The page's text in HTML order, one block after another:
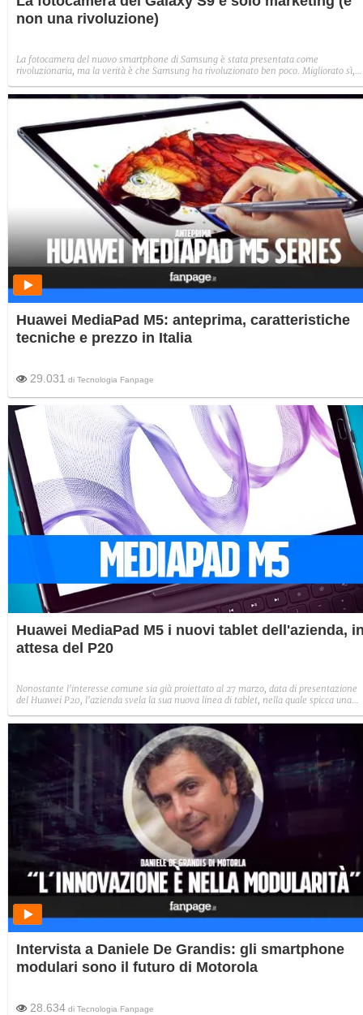
non una rivoluzione)
La fotocamera del nuovo smartphone di Samsung è stata presentata come
rivoluzionaria, ma la verità è che Samsung ha rivoluzionato ben poco. Migliorato sì,
Huawei MediaPad M5: anteprima, caratteristiche
tecniche e prezzo in Italia
29.031 di Tecnologia Fanpage
Huawei MediaPad M5 i nuovi tablet dell'azienda,
attesa del P20
Nonostante l'interesse comune sia già proiettato al 27 marzo, data di presentazione
del Huawei P20, l'azienda svela la sua nuova linea di tablet, nella quale spicca una
Intervista a Daniele De Grandis: gli smartphone
modulari sono il futuro di Motorola
28.634 di Tecnologia Fanpage